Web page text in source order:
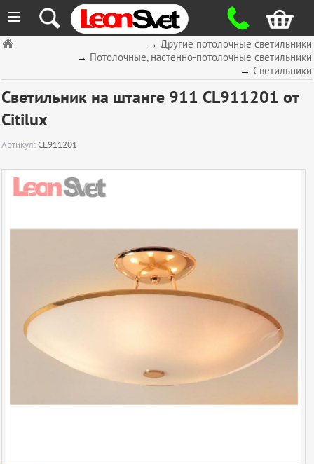
≡
→ Другие потолочные светильники
→ Потолочные, настенно-потолочные светильники
→ Светильники
Светильник на штанге 911 CL911201 от
Citilux
Артикул:CL911201